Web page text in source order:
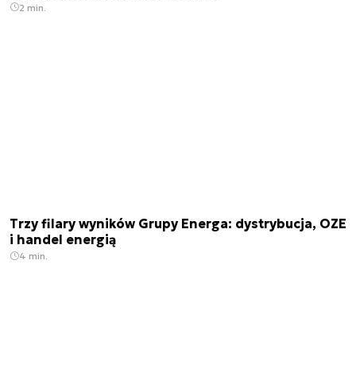
2 min.
Trzy filary wyników Grupy Energa: dystrybucja, OZE
i handel energią
4 min.